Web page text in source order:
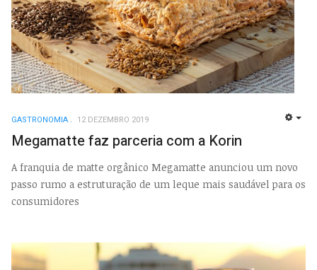
GASTRONOMIA 12 DEZEMBRO 2019
Megamatte faz parceria com a Korin
A franquia de matte orgânico Megamatte anunciou um novo
passo rumo a estruturação de um leque mais saudável para os
consumidores